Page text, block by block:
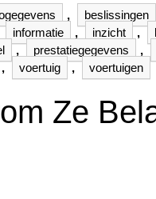
, beslissingen
informatie , inzicht ,
, prestatiegegevens ,
, voertuig , voertuigen
Ze